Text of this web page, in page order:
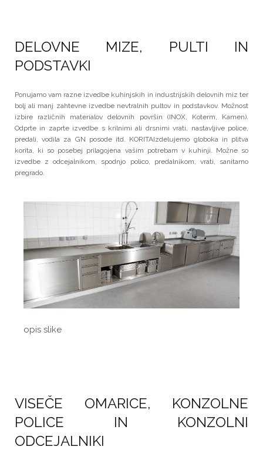
DELOVNE MIZE, PULTI IN
PODSTAVKI
Ponujamo vam razne izvedbe kuhinjskih in industrijskih delovnih miz ter
bolj ali manj zahtevne izvedbe nevtralnih pultov in podstavkov. Možnost
izbire različnih materialov delovnih površin (INOX, Koterm, Kamen).
Odprte in zaprte izvedbe s krilnimi ali drsnimi vrati, nastavljive police,
predali, vodila za GN posode itd. KORITAIzdelujemo globoka in plitva
korita, ki so posebej prilagojena vašim potrebam v kuhinji. Možne so
izvedbe z odcejalnikom, spodnjo polico, predalnikom, vrati, sanitarno
pregrado.
opis slike
VISEČE OMARICE, KONZOLNE
POLICE IN KONZOLNI
ODCEJALNIKI